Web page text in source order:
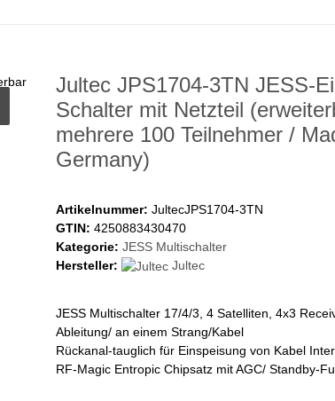
Jultec JPS1704-3TN JESS-
Schalter mit Netzteil
mehrere 100 Teilnehmer /
Germany)
Artikelnummer: JultecJPS1704-3TN
GTIN: 4250883430470
Kategorie: JESS Multischalter
Hersteller:
Jultec
JESS Multischalter 17/4/3, 4 Satelliten, 4x3
Ableitung/ an einem Strang/Kabel
Rückanal-tauglich für Einspeisung von Kabel
RF-Magic Entropic Chipsatz mit AGC/ Standby-